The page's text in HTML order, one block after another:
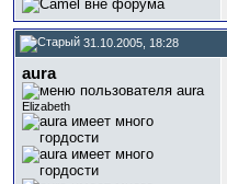
31.10.2005, 18:28
aura
Elizabeth